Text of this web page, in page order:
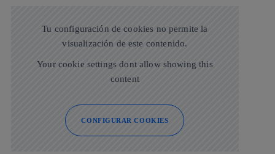
Tu configuración de cookies no permite la
visualización de este contenido.
Your cookie settings dont allow showing this
content
CONFIGURAR COOKIES